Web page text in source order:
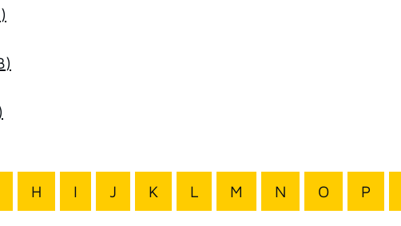
)
)
H I J K L M N O P